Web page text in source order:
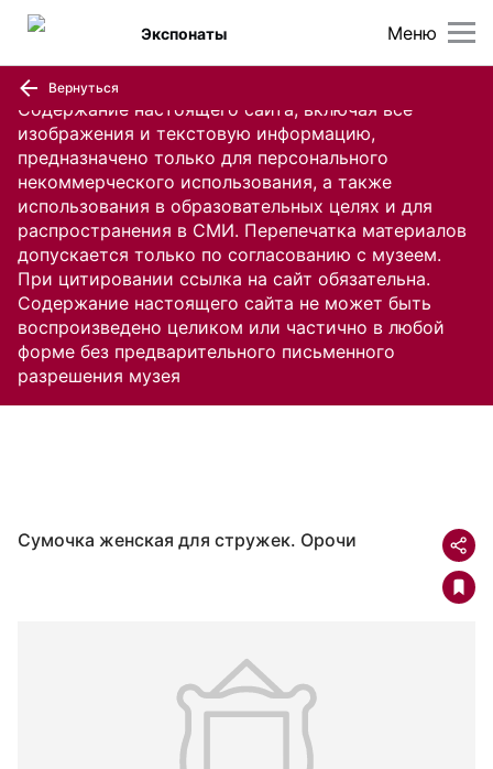
Содержание настоящего сайта, включая все
изображения и текстовую информацию,
предназначено только для персонального
некоммерческого использования, а также
использования в образовательных целях и для
распространения в СМИ. Перепечатка материалов
допускается только по согласованию с музеем.
При цитировании ссылка на сайт обязательна.
Содержание настоящего сайта не может быть
воспроизведено целиком или частично в любой
форме без предварительного письменного
разрешения музея
Меню
Экспонаты
Вернуться
Сумочка женская для стружек. Орочи